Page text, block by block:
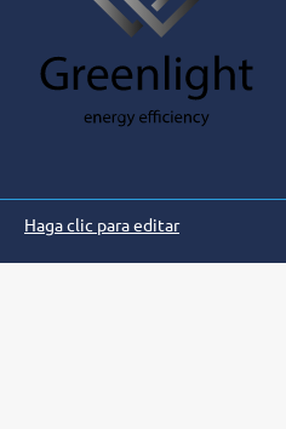
Haga clic para editar